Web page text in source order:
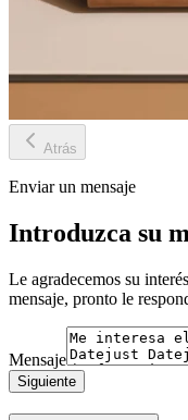
Atrás
Enviar un mensaje
Introduzca su
Le agradecemos su
mensaje, pronto le
Mensaje
Siguiente